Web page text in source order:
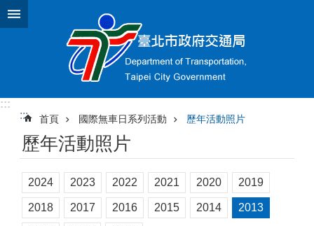
跳到主要內容區塊
:::
:::
首頁 國際無車日系列活動 歷年活動照片
歷年活動照片
2024 2023 2022 2021 2020 2019
2018 2017 2016 2015 2014 2013